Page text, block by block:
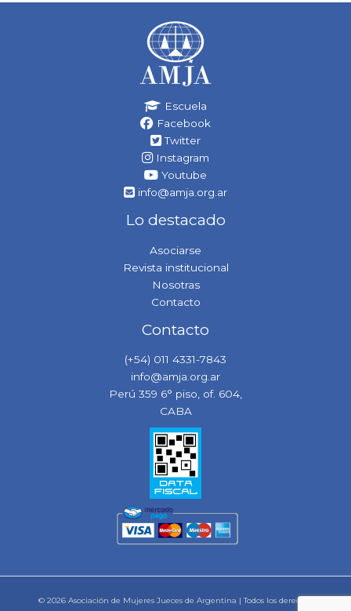
Escuela
Facebook
Twitter
Instagram
Youtube
info@amja.org.ar
Lo destacado
Asociarse
Revista institucional
Nosotras
Contacto
Contacto
(+54) 011 4331-7843
info@amja.org.ar
Perú 359 6° piso, of. 604,
CABA
© 2026 Asociación de Mujeres Jueces de Argentina | Todos los derechos